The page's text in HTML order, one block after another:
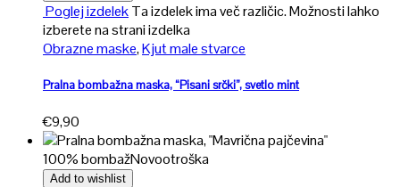
Poglej izdelekTa izdelek ima več različic. Možnosti lahko
izberete na strani izdelka
Obrazne maske,Kjut male stvarce
Pralna bombažna maska, “Pisani srčki”, svetlo mint
€9,90
100% bombažNovootroška
Add to wishlist